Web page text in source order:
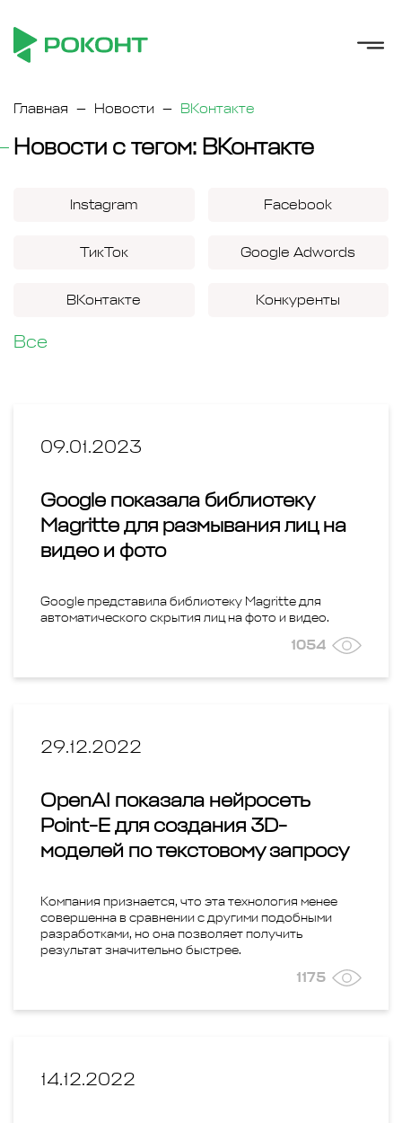
Главная Новости ВКонтакте
Новости с тегом: ВКонтакте
Instagram Facebook
ТикТок Google Adwords
ВКонтакте Конкуренты
YouTube
Яндекс.Директ
Тест
Все
09.01.2023
Google показала библиотеку
Magritte для размывания лиц на
видео и фото
Google представила библиотеку Magritte для
автоматического скрытия лиц на фото и видео.
1054
29.12.2022
OpenAI показала нейросеть
Point-E для создания 3D-
моделей по текстовому запросу
Компания признается, что эта технология менее
совершенна в сравнении с другими подобными
разработками, но она позволяет получить
результат значительно быстрее.
1175
14.12.2022